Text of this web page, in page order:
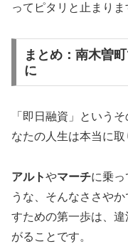
ってピタリと止まりま
まとめ：南木曽
に
「即日融資」という
なたの人生は本当に取
アルトやマーチに乗っ
うな、そんなささや
すための第一歩は、
がることです。